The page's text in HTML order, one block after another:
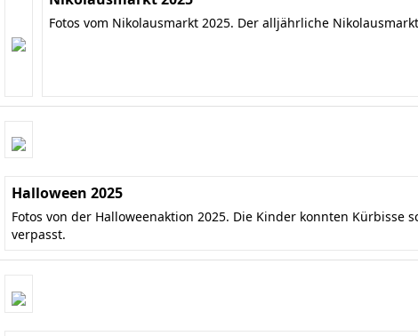
Fotos vom Nikolausmarkt 2025. Der alljährliche
Halloween 2025
Fotos von der Halloweenaktion 2025. Die Kinder konnten
verpasst.